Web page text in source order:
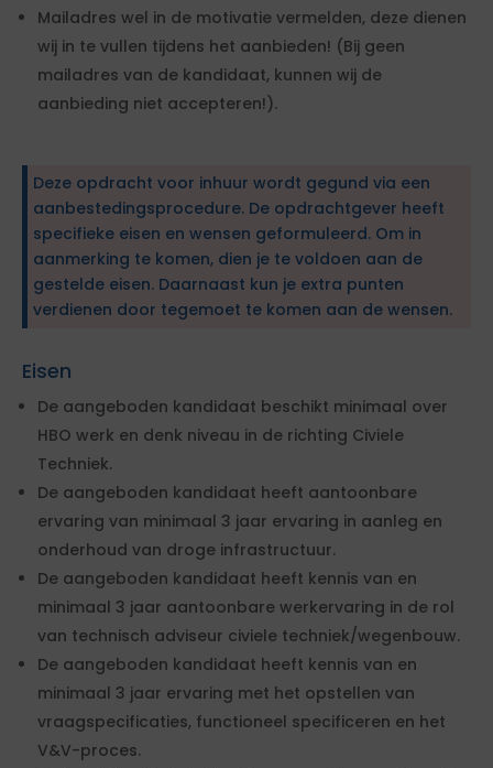
Mailadres wel in de motivatie vermelden, deze dienen
wij in te vullen tijdens het aanbieden! (Bij geen
mailadres van de kandidaat, kunnen wij de
aanbieding niet accepteren!).
Deze opdracht voor inhuur wordt gegund via een
aanbestedingsprocedure. De opdrachtgever heeft
specifieke eisen en wensen geformuleerd. Om in
aanmerking te komen, dien je te voldoen aan de
gestelde eisen. Daarnaast kun je extra punten
verdienen door tegemoet te komen aan de wensen.
Eisen
De aangeboden kandidaat beschikt minimaal over
HBO werk en denk niveau in de richting Civiele
Techniek.
De aangeboden kandidaat heeft aantoonbare
ervaring van minimaal 3 jaar ervaring in aanleg en
onderhoud van droge infrastructuur.
De aangeboden kandidaat heeft kennis van en
minimaal 3 jaar aantoonbare werkervaring in de rol
van technisch adviseur civiele techniek/wegenbouw.
De aangeboden kandidaat heeft kennis van en
minimaal 3 jaar ervaring met het opstellen van
vraagspecificaties, functioneel specificeren en het
V&V-proces.